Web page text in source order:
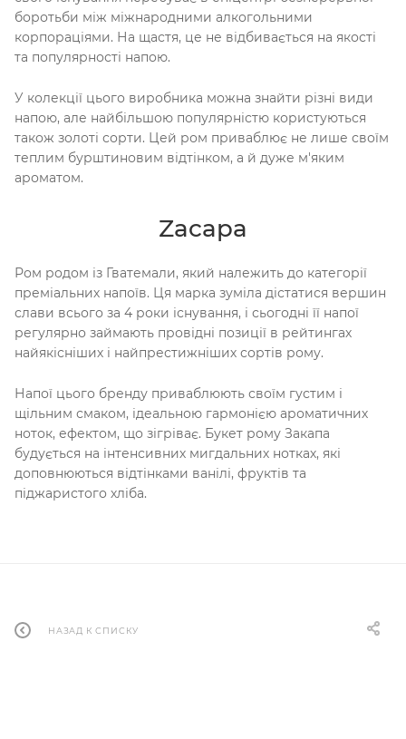
боротьби між міжнародними алкогольними
корпораціями. На щастя, це не відбивається на якості
та популярності напою.
У колекції цього виробника можна знайти різні види
напою, але найбільшою популярністю користуються
також золоті сорти. Цей ром приваблює не лише своїм
теплим бурштиновим відтінком, а й дуже м'яким
ароматом.
Zacapa
Ром родом із Гватемали, який належить до категорії
преміальних напоїв. Ця марка зуміла дістатися вершин
слави всього за 4 роки існування, і сьогодні її напої
регулярно займають провідні позиції в рейтингах
найякісніших і найпрестижніших сортів рому.
Напої цього бренду приваблюють своїм густим і
щільним смаком, ідеальною гармонією ароматичних
ноток, ефектом, що зігріває. Букет рому Закапа
будується на інтенсивних мигдальних нотках, які
доповнюються відтінками ванілі, фруктів та
піджаристого хліба.
НАЗАД К СПИСКУ